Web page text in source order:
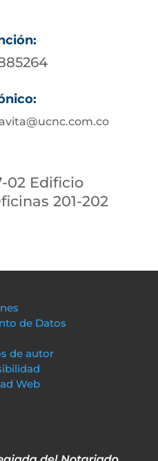
02 Edificio
201-202
de Datos
de autor
Web